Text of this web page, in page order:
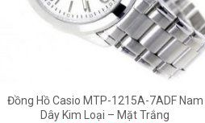
Đồng Hồ Casio MTP-1215A-7ADF Nam
Dây Kim Loại – Mặt Trắng